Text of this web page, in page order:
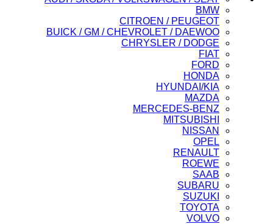
BMW
CITROEN / PEUGEOT
BUICK / GM / CHEVROLET / DAEWOO
CHRYSLER / DODGE
FIAT
FORD
HONDA
HYUNDAI/KIA
MAZDA
MERCEDES-BENZ
MITSUBISHI
NISSAN
OPEL
RENAULT
ROEWE
SAAB
SUBARU
SUZUKI
TOYOTA
VOLVO